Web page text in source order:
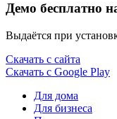
Демо бесплатно
Выдаётся при
Скачать с сайта
Скачать с Google Play
Для дома
Для бизнеса